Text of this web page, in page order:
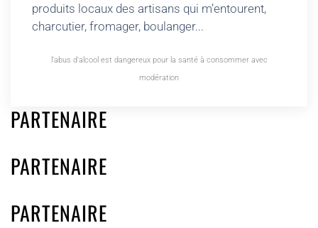
produits locaux des artisans qui m’entourent,
charcutier, fromager, boulanger...
l’abus d’alcool est dangereux pour la santé à consommer avec
modération
PARTENAIRE
PARTENAIRE
PARTENAIRE